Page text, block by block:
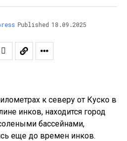
Published 18.09.2025
к северу от Куско в
инков, находится город
бассейнами,
еще до времен инков.